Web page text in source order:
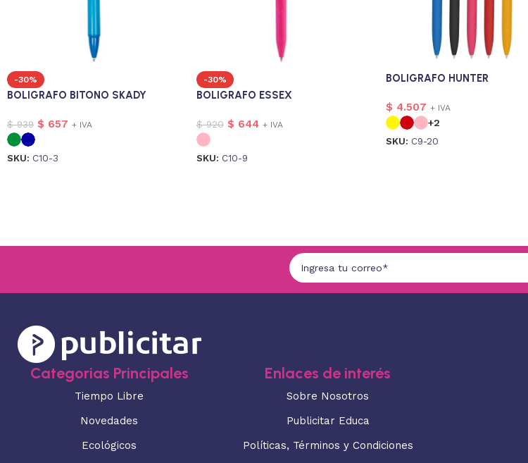
-30%
BOLIGRAFO BITONO SKADY
$939 $ 657 + IVA
SKU: C10-3
-30%
BOLIGRAFO ESSEX
$920 $ 644 + IVA
SKU: C10-9
BOLIGRAFO HUNTER
$ 4.507 + IVA
+2
SKU: C9-20
Categorias Principales
Tiempo Libre
Novedades
Ecológicos
Enlaces de interés
Sobre Nosotros
Publicitar Educa
Políticas, Términos y Condiciones